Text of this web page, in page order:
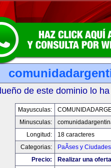
de este dominio lo
Mayusculas:
Minusculas:
Longitud:
18 caracteres
Categorias:
PaÃ­ses y Ciudades
Precio:
Realizar una